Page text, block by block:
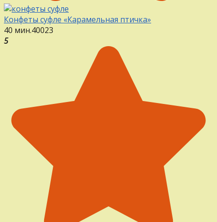
Конфеты суфле «Карамельная птичка»
40 мин.40023
5